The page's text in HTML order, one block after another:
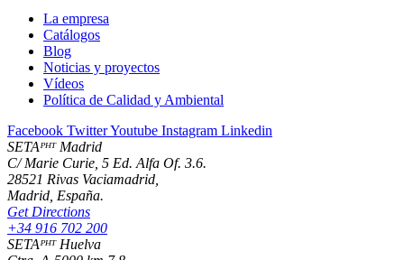
La empresa
Catálogos
Blog
Noticias y proyectos
Vídeos
Política de Calidad y Ambiental
Facebook TwitterYoutube Instagram Linkedin
SETAᴾᴴᵀ Madrid
C/ Marie Curie, 5 Ed. Alfa Of. 3.6.
28521 Rivas Vaciamadrid,
Madrid, España.
Get Directions
+34 916 702 200
SETAᴾᴴᵀ Huelva